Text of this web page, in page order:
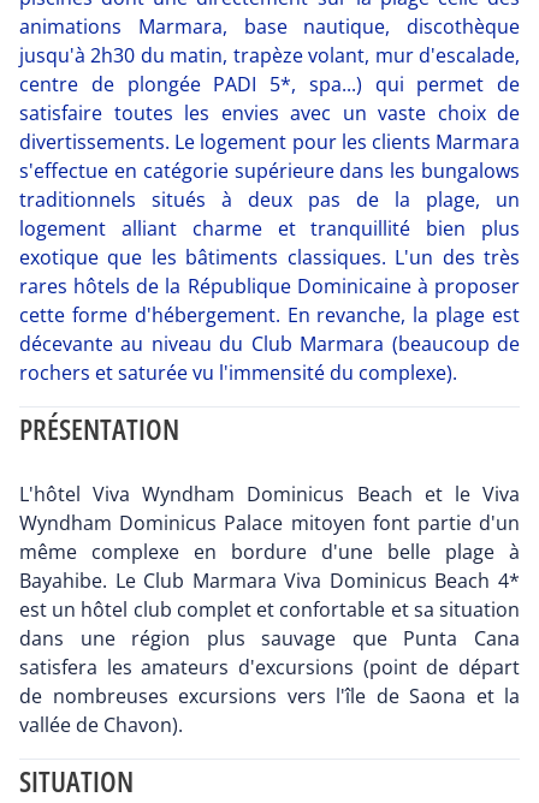
animations Marmara, base nautique, discothèque
jusqu'à 2h30 du matin, trapèze volant, mur d'escalade,
centre de plongée PADI 5*, spa...) qui permet de
satisfaire toutes les envies avec un vaste choix de
divertissements. Le logement pour les clients Marmara
s'effectue en catégorie supérieure dans les bungalows
traditionnels situés à deux pas de la plage, un
logement alliant charme et tranquillité bien plus
exotique que les bâtiments classiques. L'un des très
rares hôtels de la République Dominicaine à proposer
cette forme d'hébergement. En revanche, la plage est
décevante au niveau du Club Marmara (beaucoup de
rochers et saturée vu l'immensité du complexe).
PRÉSENTATION
L'hôtel Viva Wyndham Dominicus Beach et le Viva
Wyndham Dominicus Palace mitoyen font partie d'un
même complexe en bordure d'une belle plage à
Bayahibe. Le Club Marmara Viva Dominicus Beach 4*
est un hôtel club complet et confortable et sa situation
dans une région plus sauvage que Punta Cana
satisfera les amateurs d'excursions (point de départ
de nombreuses excursions vers l'île de Saona et la
vallée de Chavon).
SITUATION